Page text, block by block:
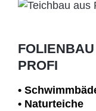
PROFI
•
• Naturteiche